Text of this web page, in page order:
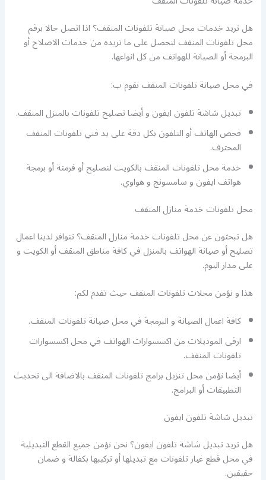
هل تريد خدمات محل صيانة تلفونات المنقف؟ اذا اتصل حالا برقم
محل تلفونات المنقف لتحصل على ما تريده من خدمات الاصلاح أو
البرمجة أو الصيانة للهواتف من كل انواعها.
في محل صيانة تلفونات المنقف نقوم ب:
تبديل شاشة تلفون ايفون و أيضا تصليح تلفونات بالمنزل المنقف.
فحص الهاتف أو التلفون بكل دقة على يد فني تلفونات المنقف
المحترف.
خدمة محل تلفونات المنقف بالكويت لتصليح أو فرمتة أو برمجة
هواتف ايفون و سامسونج و هواوي.
محل تلفونات خدمة منازل المنقف
هل تبحثون عن محل تلفونات خدمة منارل المنقف؟ تتوافر لدينا اعمال
تصليح أو صيانة الهواتف بالمنزل في كافة مناطق المنقف أو الكويت و
على مدار اليوم.
هذا و نؤمن محلات تلفونات المنقف حيث تقدم لكم:
كافة اعمال الصيانة و البرمجة في محل صيانة تلفونات المنقف.
ارقى الموديلات من اكسسوارات الهواتف في محل اكسسوارات
تلفونات المنقف.
أيضا نؤمن محل تنزيل برامج تلفونات المنقف بالاضافة الى تحديث
التطبيقات أو البرامج.
تبديل شاشة تلفون ايفون
هل تريد تبديل شاشة تلفون ايفون؟ نحن نؤمن جميع القطع التبديلية
في محل قطع غيار تلفونات مع تبديلها أو تركيبها بكفالة و ضمان
حقيقين.